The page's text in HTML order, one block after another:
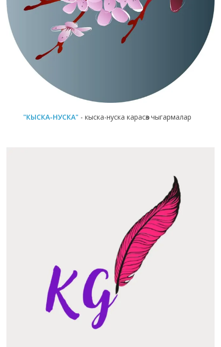
"КЫСКА-НУСКА" - кыска-нуска карасөз чыгармалар